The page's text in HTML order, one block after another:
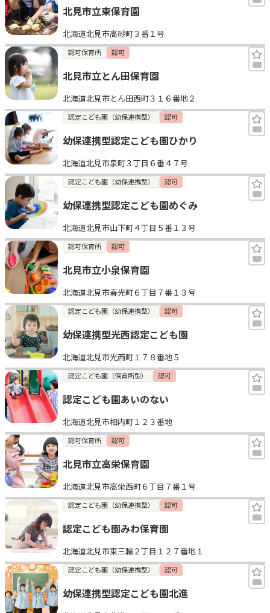
北見市立東保育園
北海道北見市高砂町３番１号
認可保育所 認可
北見市立とん田保育園
北海道北見市とん田西町３１６番地２
認定こども園（幼保連携型） 認可
幼保連携型認定こども園ひかり
北海道北見市泉町３丁目６番４７号
認定こども園（幼保連携型） 認可
幼保連携型認定こども園めぐみ
北海道北見市山下町４丁目５番１３号
認可保育所 認可
北見市立小泉保育園
北海道北見市春光町６丁目７番１３号
認定こども園（幼保連携型） 認可
幼保連携型光西認定こども園
北海道北見市光西町１７８番地５
認定こども園（保育所型） 認可
認定こども園あいのない
北海道北見市相内町１２３番地
認可保育所 認可
北見市立高栄保育園
北海道北見市高栄西町６丁目７番１号
認定こども園（幼保連携型） 認可
認定こども園みわ保育園
北海道北見市東三輪２丁目１２７番地１
認定こども園（幼保連携型） 認可
幼保連携型認定こども園北進